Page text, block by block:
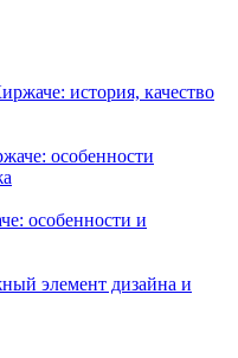
история, качество
особенности
особенности и
элемент дизайна и